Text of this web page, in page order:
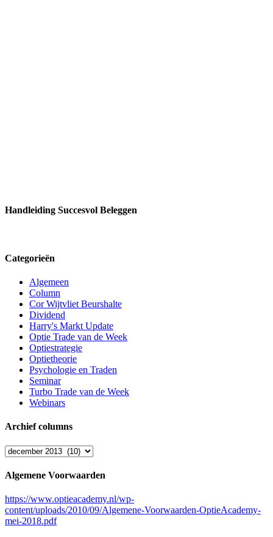
Handleiding Succesvol Beleggen
Categorieën
Algemeen
Column
Cor Wijtvliet Beurshalte
Dividend
Harry's Markt Update
Optie Trade van de Week
Optiestrategie
Optietheorie
Psychologie en Traden
Seminar
Turbo Trade van de Week
Webinars
Archief columns
Archief
Algemene Voorwaarden
https://www.optieacademy.nl/wp-
content/uploads/2010/09/Algemene-Voorwaarden-OptieAcademy-
mei-2018.pdf